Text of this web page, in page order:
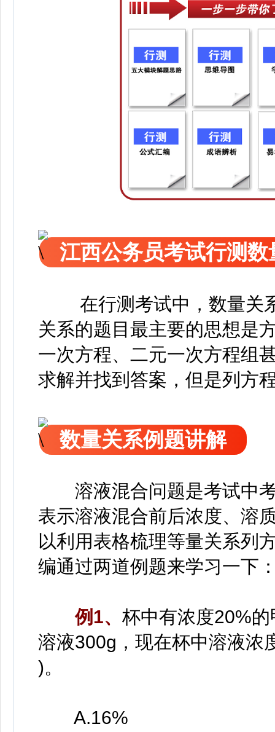
江西公务员考试行测数
在行测考试中，数量关
关系的题目最主要的思想是
一次方程、二元一次方程组
求解并找到答案，但是列方
数量关系例题讲解
溶液混合问题是考试中
表示溶液混合前后浓度、溶
以利用表格梳理等量关系列
编通过两道例题来学习一下
例1、 杯中有浓度20%
溶液300g，现在杯中溶液浓
)。
A.16%